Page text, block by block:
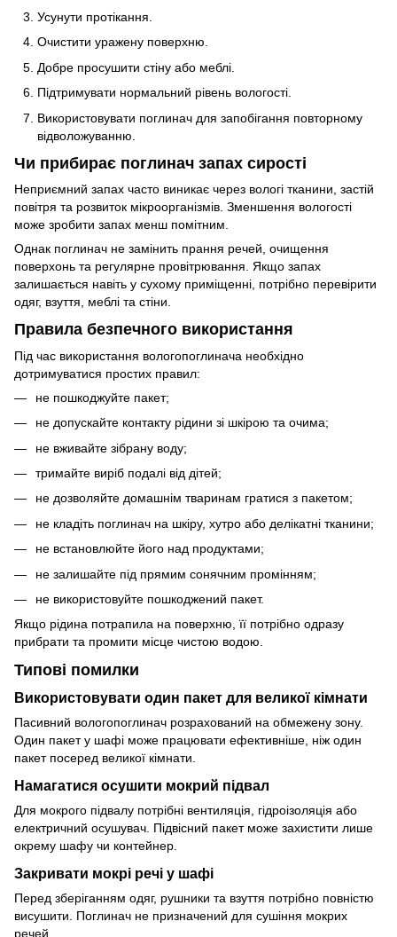
Усунути протікання.
Очистити уражену поверхню.
Добре просушити стіну або меблі.
Підтримувати нормальний рівень вологості.
Використовувати поглинач для запобігання повторному
відволожуванню.
Чи прибирає поглинач запах сирості
Неприємний запах часто виникає через вологі тканини, застій
повітря та розвиток мікроорганізмів. Зменшення вологості
може зробити запах менш помітним.
Однак поглинач не замінить прання речей, очищення
поверхонь та регулярне провітрювання. Якщо запах
залишається навіть у сухому приміщенні, потрібно перевірити
одяг, взуття, меблі та стіни.
Правила безпечного використання
Під час використання вологопоглинача необхідно
дотримуватися простих правил:
не пошкоджуйте пакет;
не допускайте контакту рідини зі шкірою та очима;
не вживайте зібрану воду;
тримайте виріб подалі від дітей;
не дозволяйте домашнім тваринам гратися з пакетом;
не кладіть поглинач на шкіру, хутро або делікатні тканини;
не встановлюйте його над продуктами;
не залишайте під прямим сонячним промінням;
не використовуйте пошкоджений пакет.
Якщо рідина потрапила на поверхню, її потрібно одразу
прибрати та промити місце чистою водою.
Типові помилки
Використовувати один пакет для великої кімнати
Пасивний вологопоглинач розрахований на обмежену зону.
Один пакет у шафі може працювати ефективніше, ніж один
пакет посеред великої кімнати.
Намагатися осушити мокрий підвал
Для мокрого підвалу потрібні вентиляція, гідроізоляція або
електричний осушувач. Підвісний пакет може захистити лише
окрему шафу чи контейнер.
Закривати мокрі речі у шафі
Перед зберіганням одяг, рушники та взуття потрібно повністю
висушити. Поглинач не призначений для сушіння мокрих
речей.